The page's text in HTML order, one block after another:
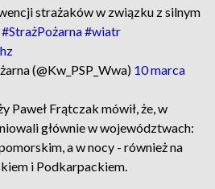
strażaków w związku z silnym
#StrażPożarna#wiatr
(@Kw_PSP_Wwa) 10 marca
Paweł Frątczak mówił, że, w
głównie w województwach:
a w nocy - również na
i Podkarpackiem.